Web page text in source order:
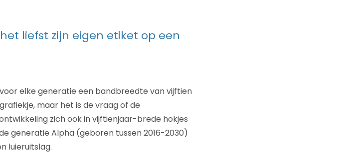
liefst zijn eigen etiket op een
voor elke generatie een bandbreedte van vijftien
maar het is de vraag of de
zich ook in vijftienjaar-brede hokjes
generatie Alpha (geboren tussen 2016-2030)
luieruitslag.